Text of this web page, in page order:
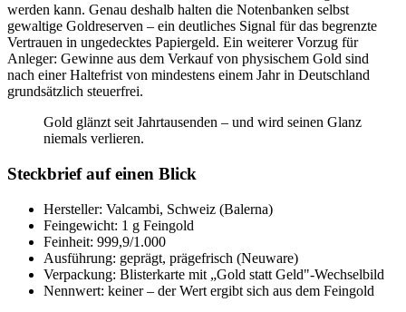
werden kann. Genau deshalb halten die Notenbanken selbst
gewaltige Goldreserven – ein deutliches Signal für das begrenzte
Vertrauen in ungedecktes Papiergeld. Ein weiterer Vorzug für
Anleger: Gewinne aus dem Verkauf von physischem Gold sind
nach einer Haltefrist von mindestens einem Jahr in Deutschland
grundsätzlich steuerfrei.
Gold glänzt seit Jahrtausenden – und wird seinen Glanz
niemals verlieren.
Steckbrief auf einen Blick
Hersteller: Valcambi, Schweiz (Balerna)
Feingewicht: 1 g Feingold
Feinheit: 999,9/1.000
Ausführung: geprägt, prägefrisch (Neuware)
Verpackung: Blisterkarte mit „Gold statt Geld"-Wechselbild
Nennwert: keiner – der Wert ergibt sich aus dem Feingold